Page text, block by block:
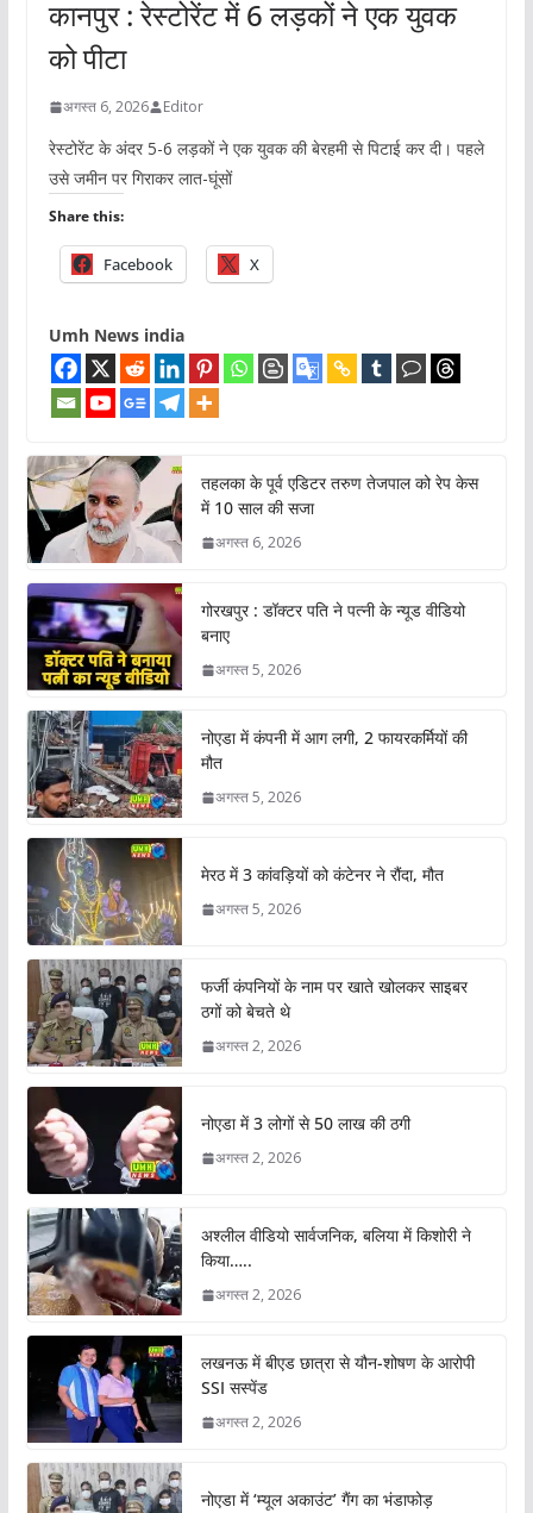
कानपुर : रेस्टोरेंट में 6 लड़कों ने एक युवक
को पीटा
अगस्त 6, 2026 Editor
रेस्टोरेंट के अंदर 5-6 लड़कों ने एक युवक की बेरहमी से पिटाई कर दी। पहले
उसे जमीन पर गिराकर लात-घूंसों
Share this:
Facebook X
Umh News india
तहलका के पूर्व एडिटर तरुण तेजपाल को रेप केस
में 10 साल की सजा
अगस्त 6, 2026
गोरखपुर : डॉक्टर पति ने पत्नी के न्यूड वीडियो
बनाए
अगस्त 5, 2026
नोएडा में कंपनी में आग लगी, 2 फायरकर्मियों की
मौत
अगस्त 5, 2026
मेरठ में 3 कांवड़ियों को कंटेनर ने रौंदा, मौत
अगस्त 5, 2026
फर्जी कंपनियों के नाम पर खाते खोलकर साइबर
ठगों को बेचते थे
अगस्त 2, 2026
नोएडा में 3 लोगों से 50 लाख की ठगी
अगस्त 2, 2026
अश्लील वीडियो सार्वजनिक, बलिया में किशोरी ने
किया…..
अगस्त 2, 2026
लखनऊ में बीएड छात्रा से यौन-शोषण के आरोपी
SSI सस्पेंड
अगस्त 2, 2026
नोएडा में ‘म्यूल अकाउंट’ गैंग का भंडाफोड़